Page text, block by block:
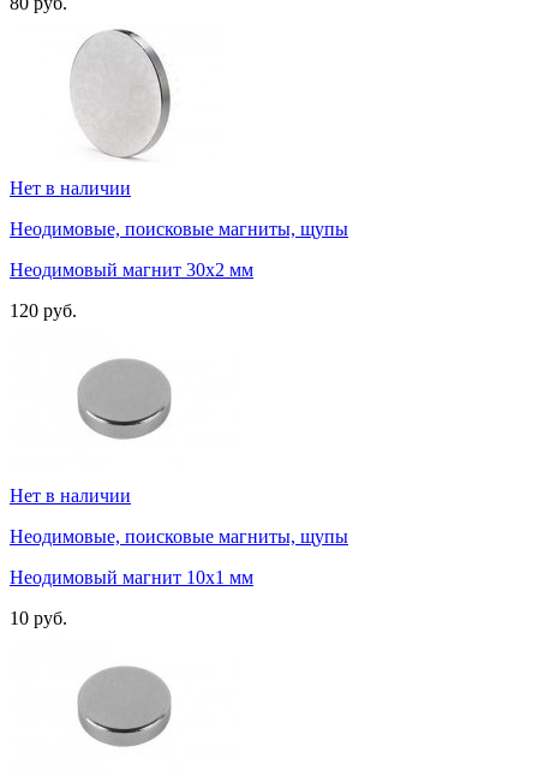
Нет в наличии
Неодимовые, поисковые магниты, щупы
Неодимовый магнит 30х2 мм
120 руб.
Нет в наличии
Неодимовые, поисковые магниты, щупы
Неодимовый магнит 10х1 мм
10 руб.